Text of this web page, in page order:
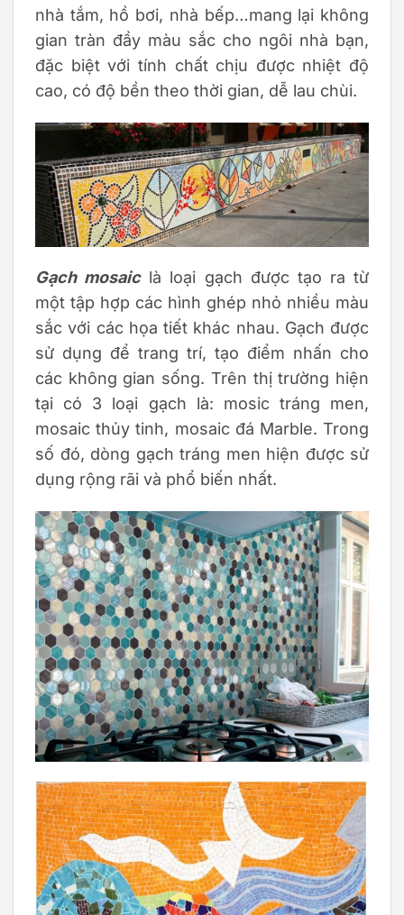
nhà tắm, hồ bơi, nhà bếp…mang lại không
gian tràn đầy màu sắc cho ngôi nhà bạn,
đặc biệt với tính chất chịu được nhiệt độ
cao, có độ bền theo thời gian, dễ lau chùi.
Gạch mosaiclà loại gạch được tạo ra từ
một tập hợp các hình ghép nhỏ nhiều màu
sắc với các họa tiết khác nhau. Gạch được
sử dụng để trang trí, tạo điểm nhấn cho
các không gian sống. Trên thị trường hiện
tại có 3 loại gạch là: mosic tráng men,
mosaic thủy tinh, mosaic đá Marble. Trong
số đó, dòng gạch tráng men hiện được sử
dụng rộng rãi và phổ biến nhất.